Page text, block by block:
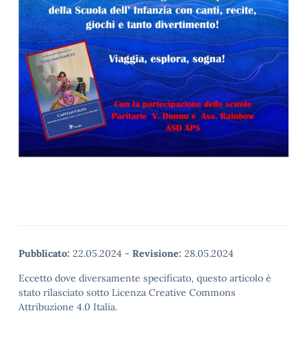
Pubblicato: 22.05.2024 - Revisione: 28.05.2024
Eccetto dove diversamente specificato, questo articolo è
stato rilasciato sotto Licenza Creative Commons
Attribuzione 4.0 Italia.